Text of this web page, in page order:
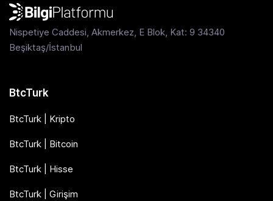
Nispetiye Caddesi, Akmerkez, E Blok, Kat: 9 34340
Beşiktaş/İstanbul
BtcTurk
BtcTurk | Kripto
BtcTurk | Bitcoin
BtcTurk | Hisse
BtcTurk | Girişim